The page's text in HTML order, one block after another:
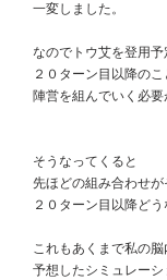
一変しました。
なのでトウ艾を登用予
２０ターン目以降のこ
陣営を組んでいく必要
そうなってくると
先ほどの組み合わせが
２０ターン目以降どう
これもあくまで私の脳
予想したシミュレーシ